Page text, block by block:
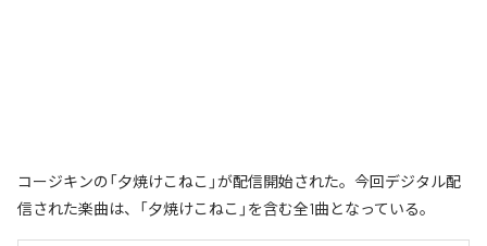
コージキンの「夕焼けこねこ」が配信開始された。今回デジタル配
信された楽曲は、「夕焼けこねこ」を含む全1曲となっている。